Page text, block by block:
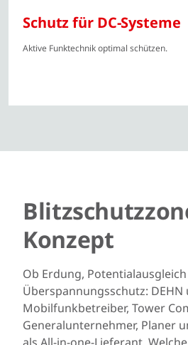
Schutz für DC-Systeme
Aktive Funktechnik optimal schützen.
Konzept
Ob Erdung,
Überspannungsschutz:
Mobilfunkbetreiber, Tower
Generalunternehmer, Planer